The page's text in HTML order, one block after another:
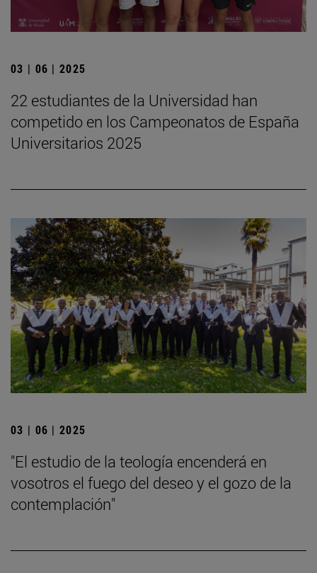
03 | 06 | 2025
22 estudiantes de la Universidad han
competido en los Campeonatos de España
Universitarios 2025
03 | 06 | 2025
"El estudio de la teología encenderá en
vosotros el fuego del deseo y el gozo de la
contemplación"